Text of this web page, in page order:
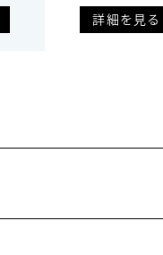
詳細を見る